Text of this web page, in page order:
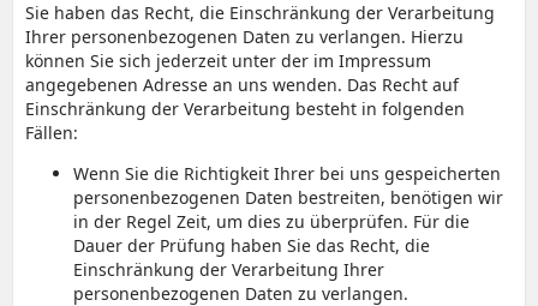
Sie haben das Recht, die Einschränkung der Verarbeitung
Ihrer personenbezogenen Daten zu verlangen. Hierzu
können Sie sich jederzeit unter der im Impressum
angegebenen Adresse an uns wenden. Das Recht auf
Einschränkung der Verarbeitung besteht in folgenden
Fällen:
Wenn Sie die Richtigkeit Ihrer bei uns gespeicherten
personenbezogenen Daten bestreiten, benötigen wir
in der Regel Zeit, um dies zu überprüfen. Für die
Dauer der Prüfung haben Sie das Recht, die
Einschränkung der Verarbeitung Ihrer
personenbezogenen Daten zu verlangen.